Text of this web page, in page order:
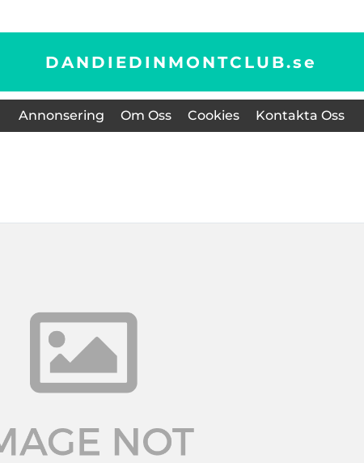
DANDIEDINMONTCLUB.se
Annonsering Om Oss Cookies Kontakta Oss